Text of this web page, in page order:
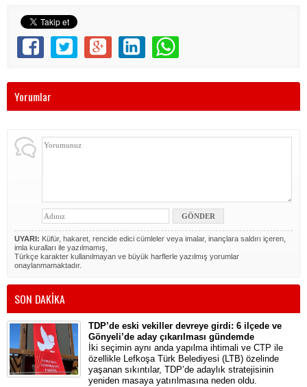
Yorumlar
UYARI: Küfür, hakaret, rencide edici cümleler veya imalar, inançlara saldırı içeren,
imla kuralları ile yazılmamış,
Türkçe karakter kullanılmayan ve büyük harflerle yazılmış yorumlar
onaylanmamaktadır.
SON DAKİKA
TDP’de eski vekiller devreye girdi: 6 ilçede ve
Gönyeli’de aday çıkarılması gündemde
İki seçimin aynı anda yapılma ihtimali ve CTP ile
özellikle Lefkoşa Türk Belediyesi (LTB) özelinde
yaşanan sıkıntılar, TDP’de adaylık stratejisinin
yeniden masaya yatırılmasına neden oldu.